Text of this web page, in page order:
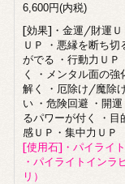
6,600円(内税)
[効果]・金運/財運Ｕ
ＵＰ ・悪縁を断ち切
がでる ・行動力ＵＰ
く ・メンタル面の強
解く ・厄除け/魔除
い ・危険回避 ・開運
るパワーが付く ・目
感ＵＰ・集中力ＵＰ
[使用石]・パイライト
・パイライトインラ
リ）